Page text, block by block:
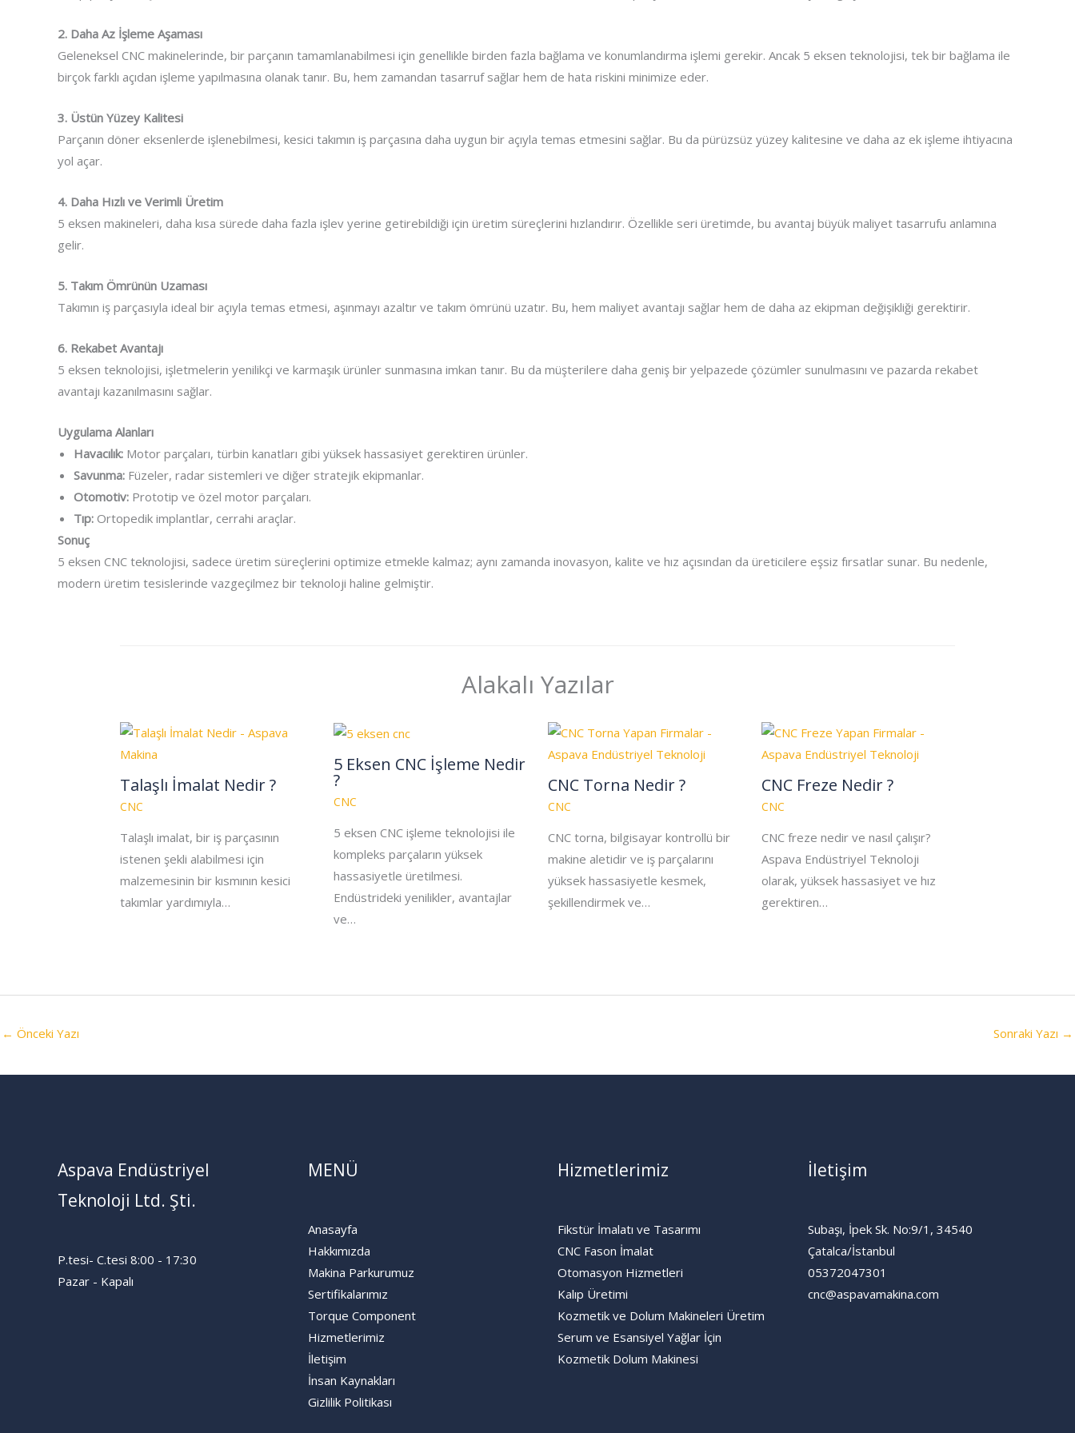
2. Daha Az İşleme Aşaması
Geleneksel CNC makinelerinde, bir parçanın tamamlanabilmesi için genellikle birden fazla bağlama ve konumlandırma işlemi gerekir. Ancak 5 eksen teknolojisi, tek bir bağlama ile
birçok farklı açıdan işleme yapılmasına olanak tanır. Bu, hem zamandan tasarruf sağlar hem de hata riskini minimize eder.
3. Üstün Yüzey Kalitesi
Parçanın döner eksenlerde işlenebilmesi, kesici takımın iş parçasına daha uygun bir açıyla temas etmesini sağlar. Bu da pürüzsüz yüzey kalitesine ve daha az ek işleme ihtiyacına
yol açar.
4. Daha Hızlı ve Verimli Üretim
5 eksen makineleri, daha kısa sürede daha fazla işlev yerine getirebildiği için üretim süreçlerini hızlandırır. Özellikle seri üretimde, bu avantaj büyük maliyet tasarrufu anlamına
gelir.
5. Takım Ömrünün Uzaması
Takımın iş parçasıyla ideal bir açıyla temas etmesi, aşınmayı azaltır ve takım ömrünü uzatır. Bu, hem maliyet avantajı sağlar hem de daha az ekipman değişikliği gerektirir.
6. Rekabet Avantajı
5 eksen teknolojisi, işletmelerin yenilikçi ve karmaşık ürünler sunmasına imkan tanır. Bu da müşterilere daha geniş bir yelpazede çözümler sunulmasını ve pazarda rekabet
avantajı kazanılmasını sağlar.
Uygulama Alanları
Havacılık: Motor parçaları, türbin kanatları gibi yüksek hassasiyet gerektiren ürünler.
Savunma: Füzeler, radar sistemleri ve diğer stratejik ekipmanlar.
Otomotiv: Prototip ve özel motor parçaları.
Tıp: Ortopedik implantlar, cerrahi araçlar.
Sonuç
5 eksen CNC teknolojisi, sadece üretim süreçlerini optimize etmekle kalmaz; aynı zamanda inovasyon, kalite ve hız açısından da üreticilere eşsiz fırsatlar sunar. Bu nedenle,
modern üretim tesislerinde vazgeçilmez bir teknoloji haline gelmiştir.
Alakalı Yazılar
Talaşlı İmalat Nedir ?
CNC
Talaşlı imalat, bir iş parçasının
istenen şekli alabilmesi için
malzemesinin bir kısmının kesici
takımlar yardımıyla…
5 Eksen CNC İşleme Nedir
?
CNC
5 eksen CNC işleme teknolojisi ile
kompleks parçaların yüksek
hassasiyetle üretilmesi.
Endüstrideki yenilikler, avantajlar
ve…
CNC Torna Nedir ?
CNC
CNC torna, bilgisayar kontrollü bir
makine aletidir ve iş parçalarını
yüksek hassasiyetle kesmek,
şekillendirmek ve…
CNC Freze Nedir ?
CNC
CNC freze nedir ve nasıl çalışır?
Aspava Endüstriyel Teknoloji
olarak, yüksek hassasiyet ve hız
gerektiren…
← Önceki Yazı Sonraki Yazı →
Aspava Endüstriyel
Teknoloji Ltd. Şti.
P.tesi- C.tesi 8:00 - 17:30
Pazar - Kapalı
MENÜ
Anasayfa
Hakkımızda
Makina Parkurumuz
Sertifikalarımız
Torque Component
Hizmetlerimiz
İletişim
İnsan Kaynakları
Gizlilik Politikası
Hizmetlerimiz
Fikstür İmalatı ve Tasarımı
CNC Fason İmalat
Otomasyon Hizmetleri
Kalıp Üretimi
Kozmetik ve Dolum Makineleri Üretim
Serum ve Esansiyel Yağlar İçin
Kozmetik Dolum Makinesi
İletişim
Subaşı, İpek Sk. No:9/1, 34540
Çatalca/İstanbul
05372047301
cnc@aspavamakina.com